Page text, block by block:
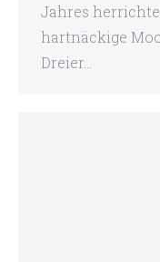
Jahres
hartnäckige
Dreier…